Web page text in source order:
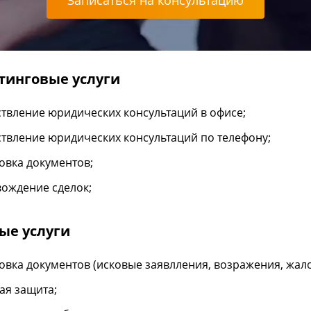
услуги
юридических консультаций в офисе;
юридических консультаций по телефону;
документов;
сделок;
услуги
документов (исковые заявлления, возражения,
защита;